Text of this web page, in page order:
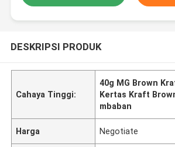
DESKRIPSI PRODUK
Cahaya Tinggi:
40g MG Brown
Kertas Kraft
mbaban
Harga Negotiate